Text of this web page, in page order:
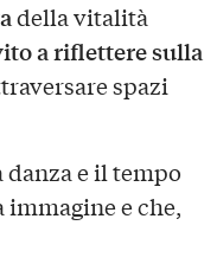
della vitalità
a riflettere sulla
spazi
e il tempo
e che,